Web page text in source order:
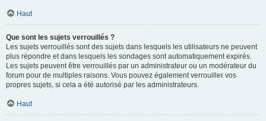
Haut
Que sont les sujets verrouillés ?
Les sujets verrouillés sont des sujets dans lesquels les utilisateurs ne peuvent
plus répondre et dans lesquels les sondages sont automatiquement expirés.
Les sujets peuvent être verrouillés par un administrateur ou un modérateur du
forum pour de multiples raisons. Vous pouvez également verrouiller vos
propres sujets, si cela a été autorisé par les administrateurs.
Haut